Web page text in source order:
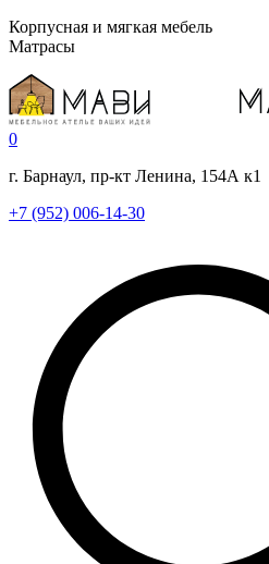
Корпусная и мягкая мебель
Матрасы
0
г. Барнаул, пр-кт Ленина, 154А к1
+7 (952) 006-14-30